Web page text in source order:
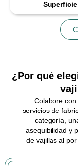
Superficie
¿Por qué
Colabore
servicios de
categoría,
asequibilidad y
de vajillas al